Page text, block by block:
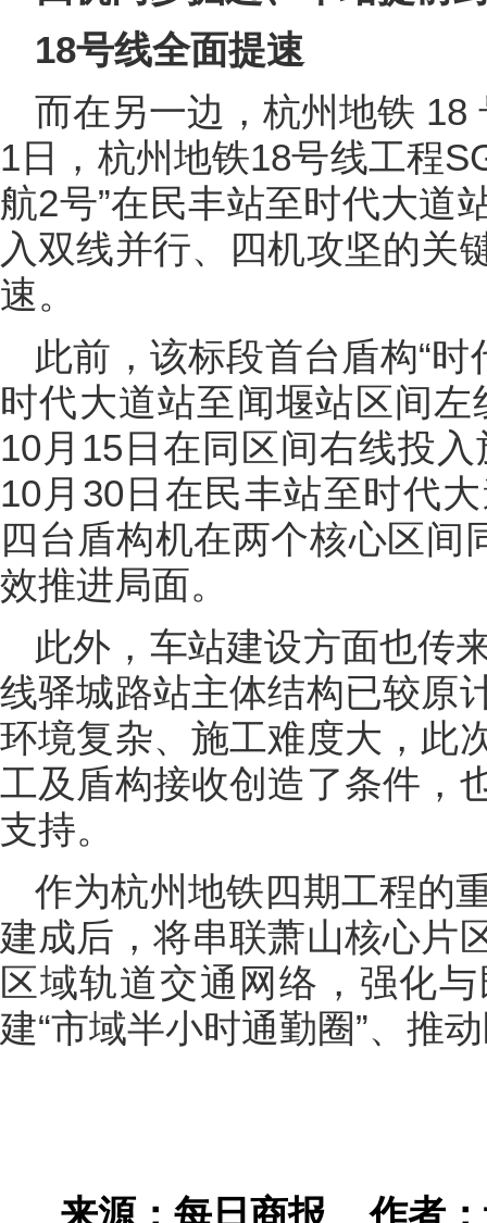
18号线全面提速
而在另一边，杭州地铁 18
1日，杭州地铁18号线工程
航2号”在民丰站至时代大道
入双线并行、四机攻坚的关
速。
此前，该标段首台盾构“
时代大道站至闻堰站区间左
10月15日在同区间右线投
10月30日在民丰站至时代
四台盾构机在两个核心区间
效推进局面。
此外，车站建设方面也传
线驿城路站主体结构已较原
环境复杂、施工难度大，此
工及盾构接收创造了条件，
支持。
作为杭州地铁四期工程的
建成后，将串联萧山核心片
区域轨道交通网络，强化
建“市域半小时通勤圈”、推
来源：每日商报作者